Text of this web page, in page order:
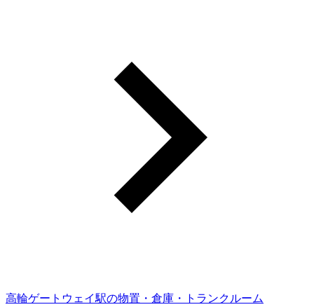
高輪ゲートウェイ駅の物置・倉庫・トランクルーム